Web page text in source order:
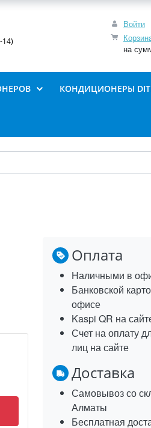
Войти
на
14)
КОНДИЦИОНЕРЫ
Оплата
Наличными в
Банковской
офисе
Kaspi QR на
Счет на оплату
лиц на сайте
Доставка
Самовывоз со
Алматы
Бесплатная